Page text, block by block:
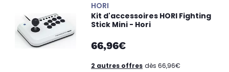
HORI
Kit d'accessoires HORI Fighting
Stick Mini - Hori
66,96€
2 autres offres dès 66,96€